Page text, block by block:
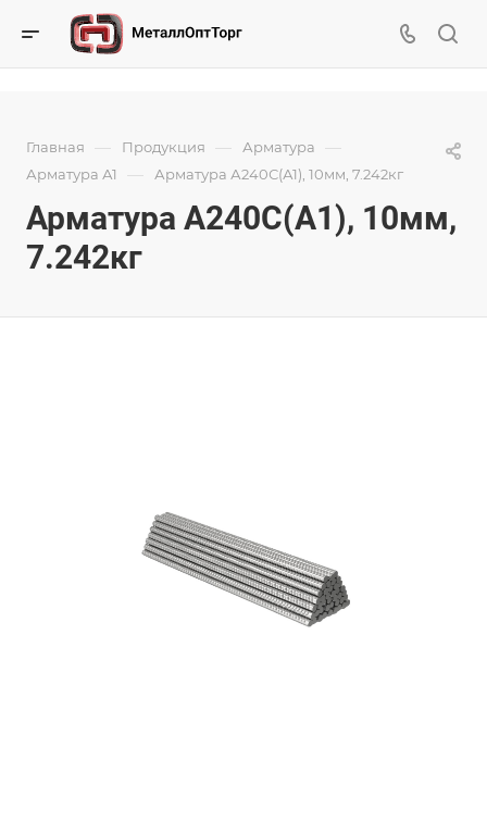
Главная — Продукция — Арматура —
Арматура А1 — Арматура А240С(А1), 10мм, 7.242кг
Арматура А240С(А1), 10мм,
7.242кг